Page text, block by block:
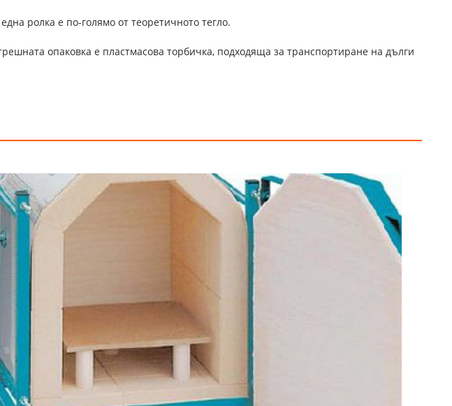
ролка е по-голямо от теоретичното тегло.
опаковка е пластмасова торбичка, подходяща за транспортиране на дълги